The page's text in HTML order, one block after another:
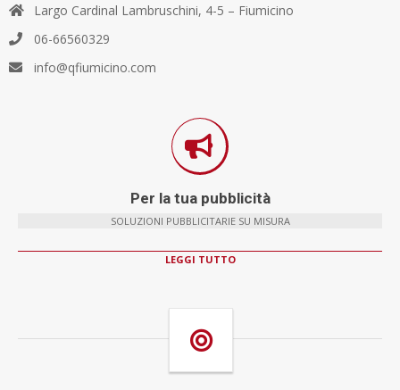
Largo Cardinal Lambruschini, 4-5 – Fiumicino
06-66560329
info@qfiumicino.com
Per la tua pubblicità
SOLUZIONI PUBBLICITARIE SU MISURA
LEGGI TUTTO